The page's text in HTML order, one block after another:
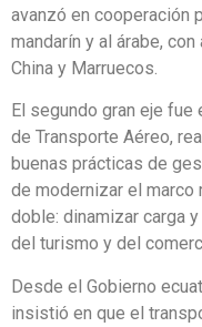
avanzó en cooperación
mandarín y al árabe,
China y Marruecos.
El segundo gran eje fue
de Transporte Aéreo,
buenas prácticas de
de modernizar el marco
doble: dinamizar carga
del turismo y del
Desde el Gobierno
insistió en que el